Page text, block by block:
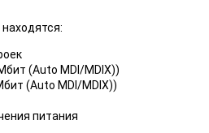
(Auto MDI/MDIX))
(Auto MDI/MDIX))
питания